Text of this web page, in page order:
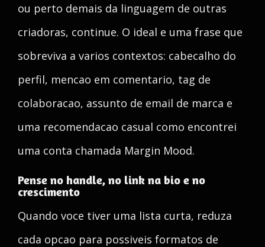
ou perto demais da linguagem de outras
criadoras, continue. O ideal e uma frase que
sobreviva a varios contextos: cabecalho do
perfil, mencao em comentario, tag de
colaboracao, assunto de email de marca e
uma recomendacao casual como encontrei
uma conta chamada Margin Mood.
Pense no handle, no link na bio e no
crescimento
Quando voce tiver uma lista curta, reduza
cada opcao para possiveis formatos de